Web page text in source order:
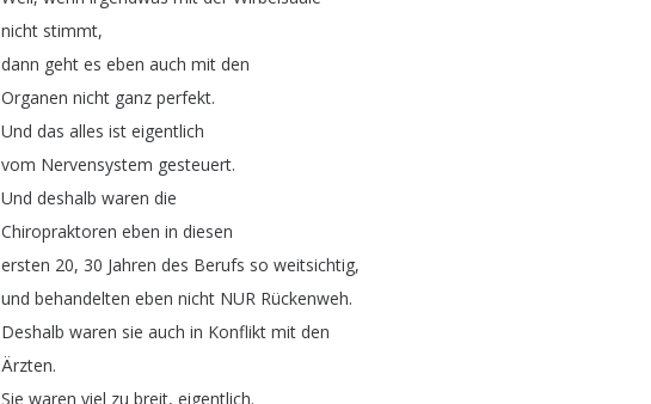
nicht stimmt,
dann geht es eben auch mit den
Organen nicht ganz perfekt.
Und das alles ist eigentlich
vom Nervensystem gesteuert.
Und deshalb waren die
Chiropraktoren eben in diesen
ersten 20, 30 Jahren des Berufs so weitsichtig,
und behandelten eben nicht NUR Rückenweh.
Deshalb waren sie auch in Konflikt mit den
Ärzten.
Sie waren viel zu breit, eigentlich.